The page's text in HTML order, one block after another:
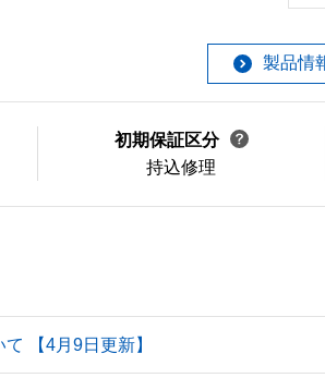
製品情
初期保証区分
持込修理
【4月9日更新】